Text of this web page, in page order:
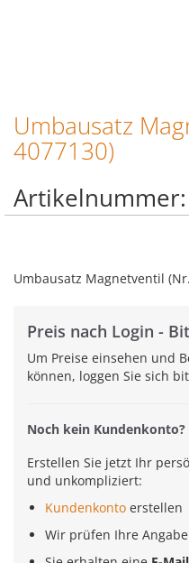
Zum
Anfang
der
springen
Umbausatz
4077130)
Artikelnummer
Umbausatz Magnetventil
Preis nach Login -
Um Preise einsehen und
können, loggen Sie sich
Noch kein Kundenkonto?
Erstellen Sie jetzt Ihr
und unkompliziert:
Kundenkonto erstellen
Wir prüfen Ihre